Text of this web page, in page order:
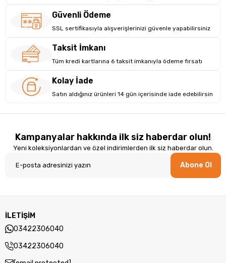
Güvenli Ödeme
SSL sertifikasıyla alışverişlerinizi güvenle yapabilirsiniz
Taksit İmkanı
Tüm kredi kartlarına 6 taksit imkanıyla ödeme fırsatı
Kolay İade
Satın aldığınız ürünleri 14 gün içerisinde iade edebilirsin
Kampanyalar hakkında ilk siz haberdar olun!
Yeni koleksiyonlardan ve özel indirimlerden ilk siz haberdar olun.
Abone Ol
İLETİŞİM
03422306040
03422306040